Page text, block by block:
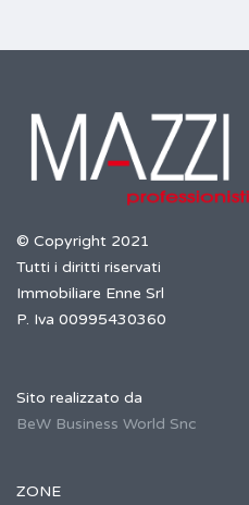
© Copyright 2021
Tutti i diritti riservati
Immobiliare Enne Srl
P. Iva 00995430360
Sito realizzato da
BeW Business World Snc
ZONE